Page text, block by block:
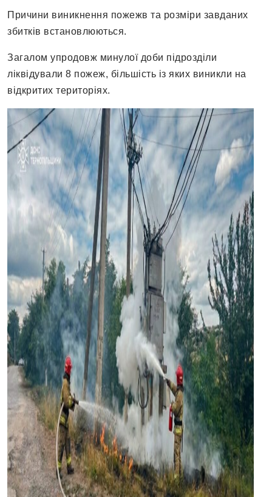
Причини виникнення пожежв та розміри завданих
збитків встановлюються.
Загалом упродовж минулої доби підрозділи
ліквідували 8 пожеж, більшість із яких виникли на
відкритих територіях.